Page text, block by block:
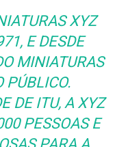
XYZ
E DESDE
MINIATURAS
PÚBLICO.
DE ITU, A XYZ
PESSOAS E